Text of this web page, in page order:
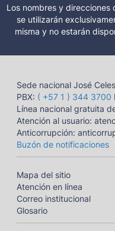
Los nombres y direcciones
se utilizarán
misma y no estarán
Sede nacional José
PBX: ( +57 1 ) 344 3700
Línea nacional gratuita
Atención al usuario:
Anticorrupción:
Buzón de notificaciones
Mapa del sitio
Atención en línea
Correo institucional
Glosario